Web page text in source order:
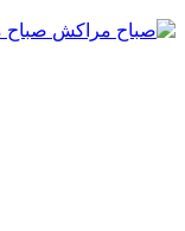
صباح